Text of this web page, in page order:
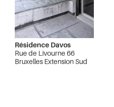
Résidence Davos
Rue de Livourne 66
Bruxelles Extension Sud